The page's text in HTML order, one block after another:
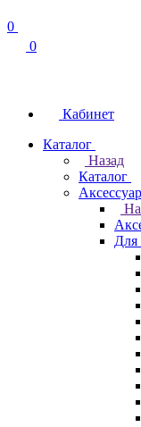
0
0
Кабинет
Каталог
Назад
Каталог
Для